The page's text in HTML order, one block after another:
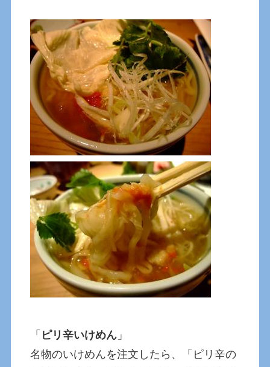
「 ピリ辛いけめん 」
名物のいけめんを注文したら、「ピリ辛の